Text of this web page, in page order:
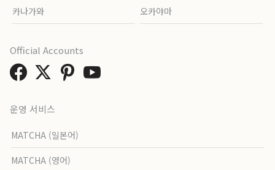
카나가와 오카야마
운영 서비스
MATCHA (일본어)
MATCHA (영어)
Official Accounts